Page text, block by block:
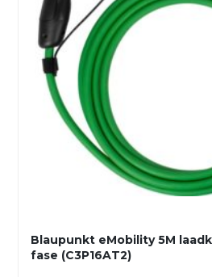
Blaupunkt eMobility 5M
fase (C3P16AT2)